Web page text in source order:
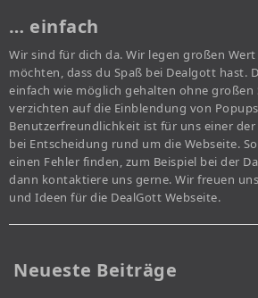
… einfach
Wir sind für dich da. Wir legen großen
möchten, dass du Spaß bei Dealgott hast.
einfach wie möglich gehalten ohne großen
verzichten auf die Einblendung von
Benutzerfreundlichkeit ist für uns einer
bei Entscheidung rund um die Webseite.
einen Fehler finden, zum Beispiel bei der
dann kontaktiere uns gerne. Wir freuen
und Ideen für die DealGott Webseite.
Neueste Beiträge